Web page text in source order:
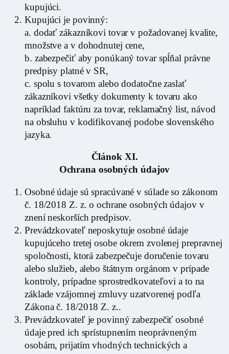
kupujúci.
Kupujúci je povinný:
a. dodať zákazníkovi tovar v požadovanej kvalite,
množstve a v dohodnutej cene,
b. zabezpečiť aby ponúkaný tovar spĺňal právne
predpisy platné v SR,
c. spolu s tovarom alebo dodatočne zaslať
zákazníkovi všetky dokumenty k tovaru ako
napríklad faktúru za tovar, reklamačný list, návod
na obsluhu v kodifikovanej podobe slovenského
jazyka.
Článok XI.
Ochrana osobných údajov
Osobné údaje sú spracúvané v súlade so zákonom
č. 18/2018 Z. z. o ochrane osobných údajov v
znení neskorších predpisov.
Prevádzkovateľ neposkytuje osobné údaje
kupujúceho tretej osobe okrem zvolenej prepravnej
spoločnosti, ktorá zabezpečuje doručenie tovaru
alebo služieb, alebo štátnym orgánom v prípade
kontroly, prípadne sprostredkovateľovi a to na
základe vzájomnej zmluvy uzatvorenej podľa
Zákona č. 18/2018 Z. z..
Prevádzkovateľ je povinný zabezpečiť osobné
údaje pred ich sprístupnením neoprávneným
osobám, prijatím vhodných technických a